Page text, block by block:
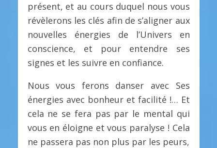
présent, et au cours duquel nous vous
révèlerons les clés afin de s’aligner aux
nouvelles énergies de l’Univers en
conscience, et pour entendre ses
signes et les suivre en confiance.
Nous vous ferons danser avec Ses
énergies avec bonheur et facilité !… Et
cela ne se fera pas par le mental qui
vous en éloigne et vous paralyse ! Cela
ne passera pas non plus par les peurs,